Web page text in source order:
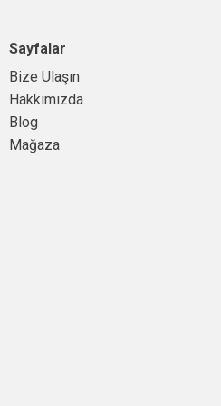
Sayfalar
Bize Ulaşın
Hakkımızda
Blog
Mağaza